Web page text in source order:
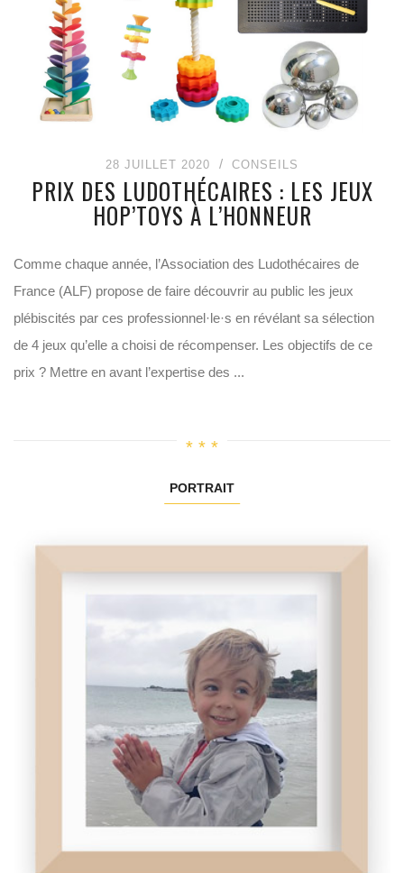
28 JUILLET 2020 CONSEILS
PRIX DES LUDOTHÉCAIRES : LES JEUX
HOP’TOYS À L’HONNEUR
Comme chaque année, l’Association des Ludothécaires de
France (ALF) propose de faire découvrir au public les jeux
plébiscités par ces professionnel·le·s en révélant sa sélection
de 4 jeux qu’elle a choisi de récompenser. Les objectifs de ce
prix ? Mettre en avant l’expertise des ...
PORTRAIT